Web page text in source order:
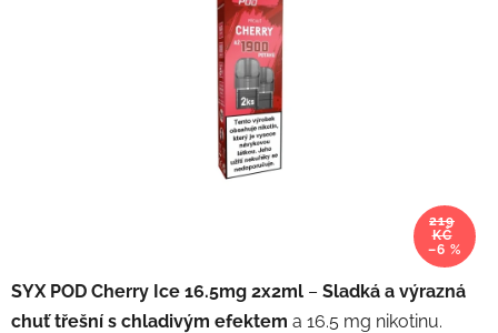
SYX POD Cherry Ice 16.5mg 2x2ml – Sladká a výrazná
chuť třešní s chladivým efektem a 16.5 mg nikotinu.
219
KČ
–6 %